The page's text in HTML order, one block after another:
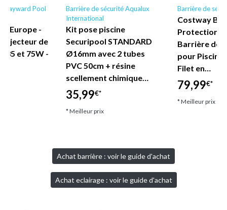
Hayward Pool
Europe -
de
35 et 75W -
Barrière de sécurité Aqualux
International
Kit pose piscine
Securipool STANDARD
Ø16mm avec 2 tubes
PVC 50cm + résine
scellement chimique…
35,99€*
* Meilleur prix
Barrière de
Costway
Protection
Barrière de
pour Piscine
Filet en…
79,99€*
* Meilleur prix
Achat barrière : voir le guide d'achat
Achat eclairage : voir le guide d'achat